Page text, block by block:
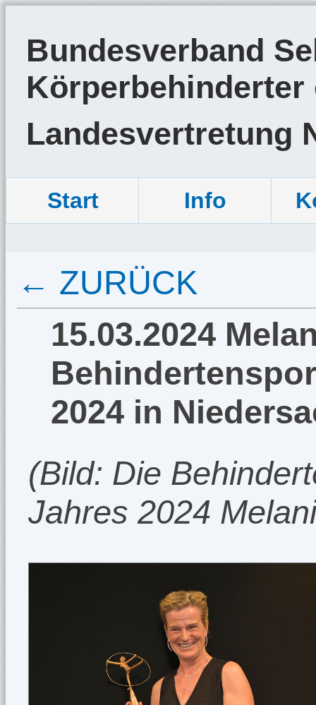
Bundesverband
Körperbehinderter
Landesvertretung
Start Info
← ZURÜCK
15.03.2024
2024 in
(Bild: Die
Jahres 2024